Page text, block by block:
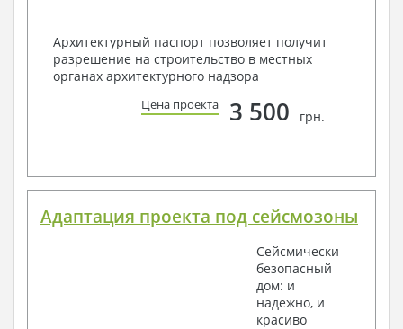
Архитектурный паспорт позволяет получит
разрешение на строительство в местных
органах архитектурного надзора
Цена проекта 3 500 грн.
Адаптация проекта под сейсмозоны
Сейсмически
безопасный
дом: и
надежно, и
красиво